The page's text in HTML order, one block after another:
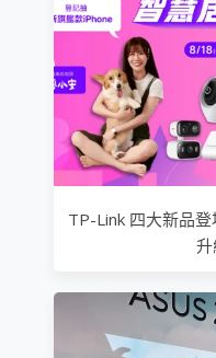
TP-Link 四大新品
升